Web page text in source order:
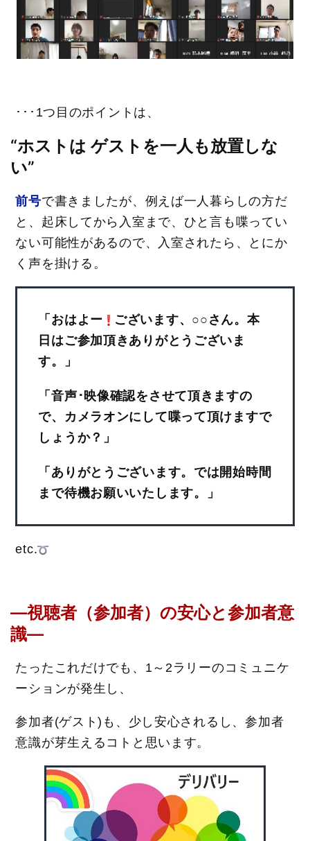
･･･1つ目のポイントは、
“ホストは ゲストを一人も放置しな
い”
前号で書きましたが、例えば一人暮らしの方だ
と、起床してから入室まで、ひと言も喋ってい
ない可能性があるので、入室されたら、とにか
く声を掛ける。
「おはよー
ございます、○○さん。本
日はご参加頂きありがとうございま
す。」
「音声･映像確認をさせて頂きますの
で、カメラオンにして喋って頂けますで
しょうか？」
「ありがとうございます。では開始時間
まで待機お願いいたします。」
etc.
―視聴者（参加者）の安心と参加者意
識―
たったこれだけでも、1～2ラリーのコミュニケ
ーションが発生し、
参加者(ゲスト)も、少し安心されるし、参加者
意識が芽生えるコトと思います。